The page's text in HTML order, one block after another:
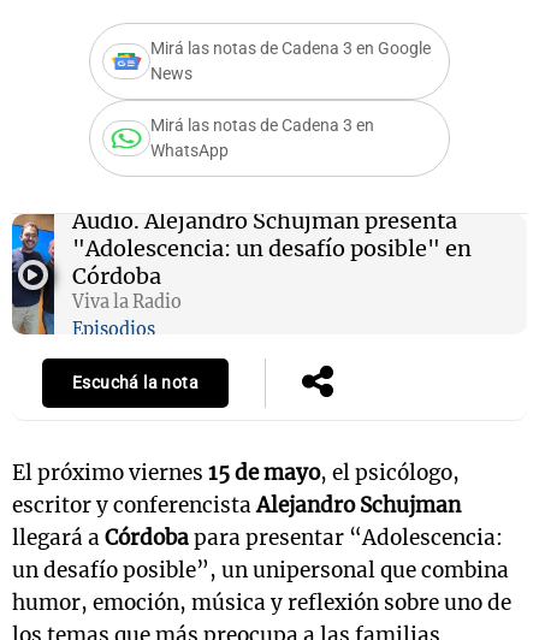
Mirá las notas de Cadena 3 en Google
News
Mirá las notas de Cadena 3 en
WhatsApp
Audio. Alejandro Schujman presenta
"Adolescencia: un desafío posible" en
Córdoba
Viva la Radio
Episodios
Escuchá la nota
El próximo viernes 15 de mayo, el psicólogo,
escritor y conferencistaAlejandro Schujman
llegará aCórdobapara presentar “Adolescencia:
un desafío posible”, un unipersonal que combina
humor, emoción, música y reflexión sobre uno de